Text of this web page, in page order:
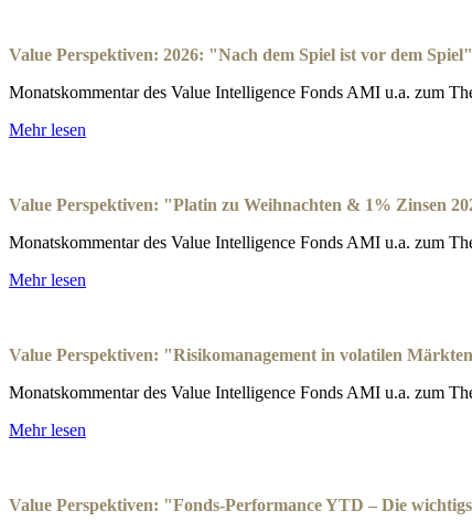
Value Perspektiven: 2026: "Nach dem Spiel ist vor dem
Monatskommentar des Value Intelligence Fonds AMI u.a. zum
Mehr lesen
Value Perspektiven: "Platin zu Weihnachten & 1% Zinsen
Monatskommentar des Value Intelligence Fonds AMI u.a. zum
Mehr lesen
Value Perspektiven: "Risikomanagement in volatilen
Monatskommentar des Value Intelligence Fonds AMI u.a. zum
Mehr lesen
Value Perspektiven: "Fonds-Performance YTD – Die